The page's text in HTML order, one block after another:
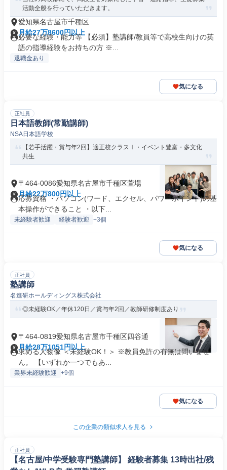
活動全般を行っていただきます。
愛知県名古屋市千種区
月給27万8600円以上
必要な経験・能力等 【必須】塾講師/教員等で高校生向けの英
語の指導経験をお持ちの方 ※...
退職金あり
気になる
正社員
日本語教師(常勤講師)
NSA日本語学校
【若手活躍・賞与年2回】適正校クラスⅠ・イベント豊富・多文化
共生
〒464-0086愛知県名古屋市千種区萱場
月給22万800円以上
応募資格 ・パソコン(ワード、エクセル、パワーポイント)の基
本操作ができること ・以下...
未経験者歓迎 経験者歓迎 +3個
気になる
正社員
塾講師
名進研ホールディングス株式会社
◎未経験OK／年休120日／賞与年2回／教師研修制度あり
〒464-0819愛知県名古屋市千種区四谷通
月給28万1051円以上
求める人物像 ＜未経験OK！＞ ※教員免許の有無は問いませ
ん。 【いずれか一つでもあ...
業界未経験歓迎 +9個
気になる
この企業の類似求人を見る
正社員
【名古屋/中学受験専門塾講師】 経験者募集 13時出社/残